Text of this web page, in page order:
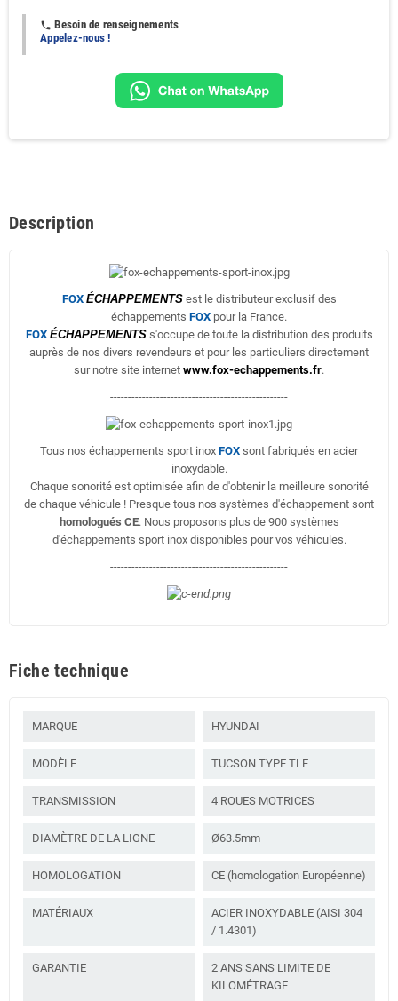
phone Besoin de renseignements
Appelez-nous !
Description
FOX ÉCHAPPEMENTSest le distributeur exclusif des
échappements FOX pour la France.
FOX ÉCHAPPEMENTSs'occupe de toute la distribution des produits
auprès de nos divers revendeurs et pour les particuliers directement
sur notre site internet www.fox-echappements.fr.
--------------------------------------------------
Tous nos échappements sport inox FOX sont fabriqués en acier
inoxydable.
Chaque sonorité est optimisée afin de d'obtenir la meilleure sonorité
de chaque véhicule ! Presque tous nos systèmes d'échappement sont
homologués CE. Nous proposons plus de 900 systèmes
d'échappements sport inox disponibles pour vos véhicules.
--------------------------------------------------
Fiche technique
MARQUE HYUNDAI
MODÈLE TUCSON TYPE TLE
TRANSMISSION 4 ROUES MOTRICES
DIAMÈTRE DE LA LIGNE Ø63.5mm
HOMOLOGATION CE (homologation Européenne)
MATÉRIAUX
ACIER INOXYDABLE (AISI 304
/ 1.4301)
GARANTIE
2 ANS SANS LIMITE DE
KILOMÉTRAGE